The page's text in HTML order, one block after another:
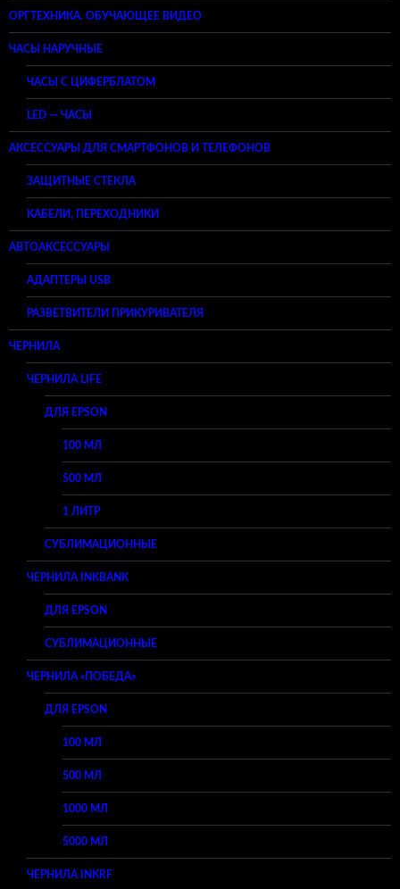
ОРГТЕХНИКА. ОБУЧАЮЩЕЕ ВИДЕО
ЧАСЫ НАРУЧНЫЕ
ЧАСЫ С ЦИФЕРБЛАТОМ
LED — ЧАСЫ
АКСЕССУАРЫ ДЛЯ СМАРТФОНОВ И ТЕЛЕФОНОВ
ЗАЩИТНЫЕ СТЕКЛА
КАБЕЛИ, ПЕРЕХОДНИКИ
АВТОАКСЕССУАРЫ
АДАПТЕРЫ USB
РАЗВЕТВИТЕЛИ ПРИКУРИВАТЕЛЯ
ЧЕРНИЛА
ЧЕРНИЛА LIFE
ДЛЯ EPSON
100 МЛ
500 МЛ
1 ЛИТР
СУБЛИМАЦИОННЫЕ
ЧЕРНИЛА INKBANK
ДЛЯ EPSON
СУБЛИМАЦИОННЫЕ
ЧЕРНИЛА «ПОБЕДА»
ДЛЯ EPSON
100 МЛ
500 МЛ
1000 МЛ
5000 МЛ
ЧЕРНИЛА INKRF